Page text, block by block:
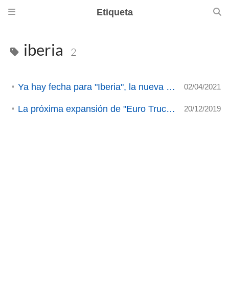
Etiqueta
iberia 2
Ya hay fecha para "Iberia", la nueva DLC de Euro Truck Simulator 2 02/04/2021
La próxima expansión de "Euro Truck Simulator 2" será..... IBERIA!!!!. 20/12/2019